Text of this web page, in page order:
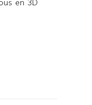
en 3D